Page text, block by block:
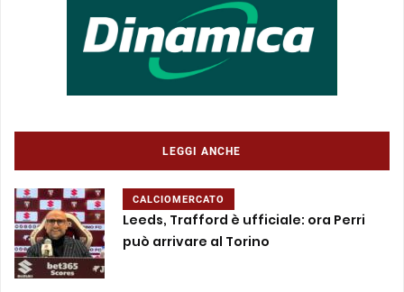
LEGGI ANCHE
CALCIOMERCATO
Leeds, Trafford è ufficiale: ora Perri
può arrivare al Torino